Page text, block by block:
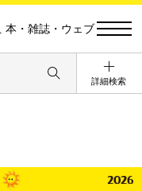
本・雑誌・ウェブ
詳細検索